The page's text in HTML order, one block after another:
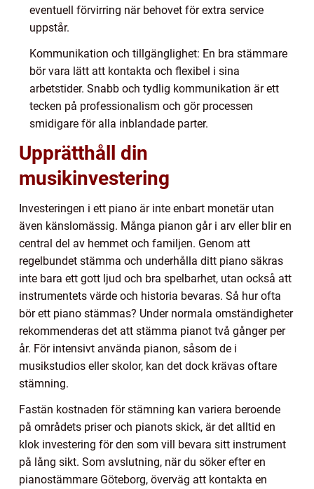
eventuell förvirring när behovet för extra service
uppstår.
Kommunikation och tillgänglighet: En bra stämmare
bör vara lätt att kontakta och flexibel i sina
arbetstider. Snabb och tydlig kommunikation är ett
tecken på professionalism och gör processen
smidigare för alla inblandade parter.
Upprätthåll din
musikinvestering
Investeringen i ett piano är inte enbart monetär utan
även känslomässig. Många pianon går i arv eller blir en
central del av hemmet och familjen. Genom att
regelbundet stämma och underhålla ditt piano säkras
inte bara ett gott ljud och bra spelbarhet, utan också att
instrumentets värde och historia bevaras. Så hur ofta
bör ett piano stämmas? Under normala omständigheter
rekommenderas det att stämma pianot två gånger per
år. För intensivt använda pianon, såsom de i
musikstudios eller skolor, kan det dock krävas oftare
stämning.
Fastän kostnaden för stämning kan variera beroende
på områdets priser och pianots skick, är det alltid en
klok investering för den som vill bevara sitt instrument
på lång sikt. Som avslutning, när du söker efter en
pianostämmare Göteborg, överväg att kontakta en